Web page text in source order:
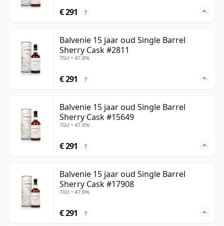
€ 291 ?
Balvenie 15 jaar oud Single Barrel
Sherry Cask #2811
70cl • 47.8%
€ 291 ?
Balvenie 15 jaar oud Single Barrel
Sherry Cask #15649
70cl • 47.8%
€ 291 ?
Balvenie 15 jaar oud Single Barrel
Sherry Cask #17908
70cl • 47.8%
€ 291 ?